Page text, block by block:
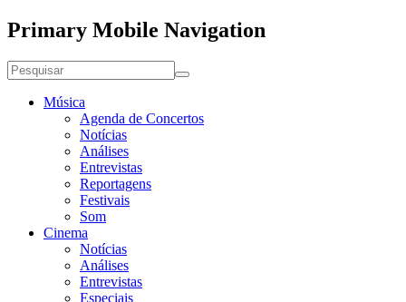
Primary Mobile Navigation
Música
Agenda de Concertos
Notícias
Análises
Entrevistas
Reportagens
Festivais
Som
Cinema
Notícias
Análises
Entrevistas
Especiais